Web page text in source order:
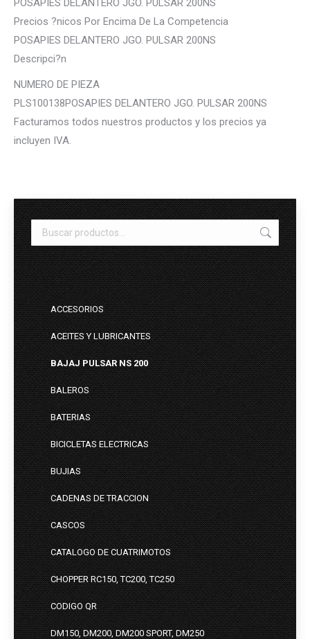
POSAPIES DELANTERO JGO. PULSAR 200NS
Precios ?nicos Por Encima De La Competencia
POSAPIES DELANTERO JGO. PULSAR 200NS
Descripci?n
NUMERO DE PIEZA
PLS100138POSAPIES DELANTERO JGO. PULSAR 200NS
Facturamos todos nuestros productos y los precios ya
incluyen IVA.
ACCESORIOS
ACEITES Y LUBRICANTES
BAJAJ PULSAR NS 200
BALEROS
BATERIAS
BICICLETAS ELECTRICAS
BUJIAS
CADENAS DE TRACCION
CASCOS
CATALOGO DE CUATRIMOTOS
CHOPPER RC150, TC200, TC250
CODIGO QR
DM150, DM200, DM200 SPORT, DM250